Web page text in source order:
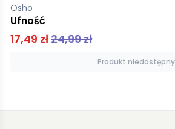
Osho
Ufność
17,49 zł 24,99 zł
Produkt niedostępny